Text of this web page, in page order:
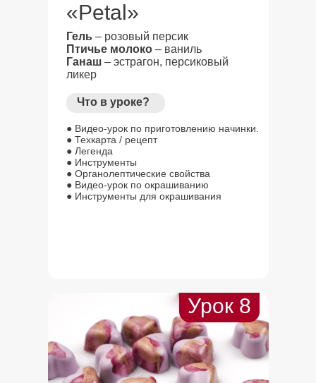
«Petal»
Гель – розовый персик
Птичье молоко – ваниль
Ганаш – эстрагон, персиковый
ликер
Урок 8
● Видео-урок по приготовлению начинки.
● Техкарта / рецепт
● Легенда
● Инструменты
● Органолептические свойства
● Видео-урок по окрашиванию
● Инструменты для окрашивания
Что в уроке?